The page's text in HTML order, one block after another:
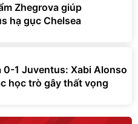
Zhegrova giúp
hạ gục Chelsea
0-1 Juventus: Xabi Alonso
học trò gây thất vọng